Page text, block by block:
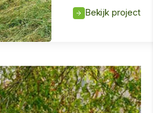
Bekijk project